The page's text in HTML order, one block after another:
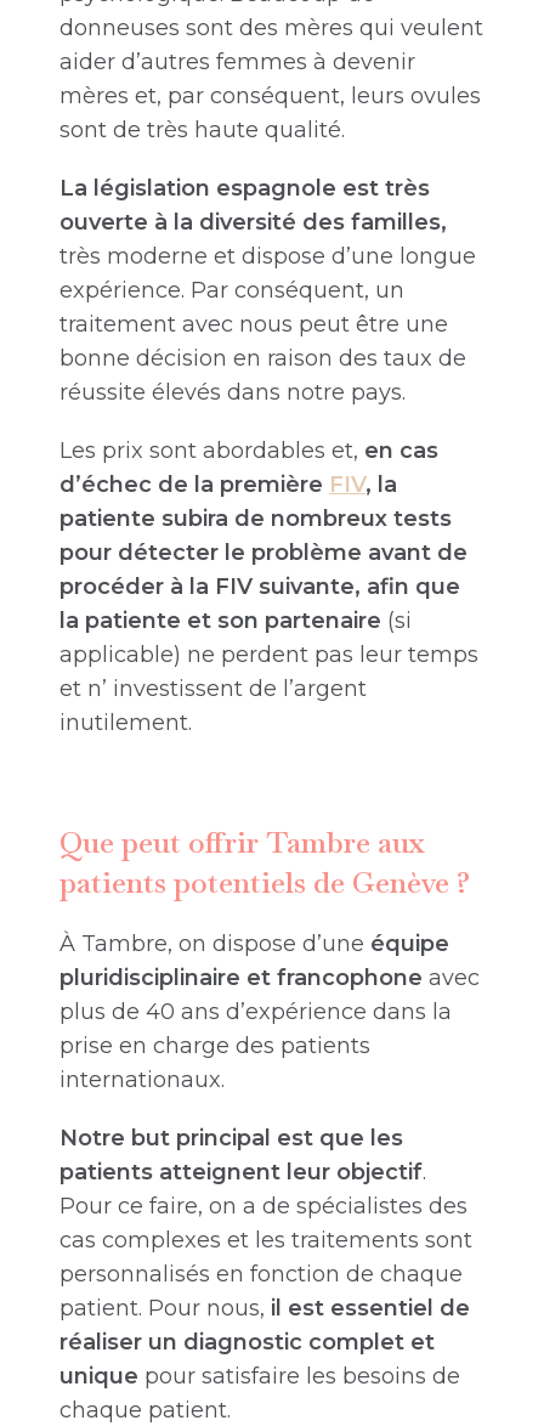
donneuses sont des mères qui veulent
aider d’autres femmes à devenir
mères et, par conséquent, leurs ovules
sont de très haute qualité.
La législation espagnole est très
ouverte à la diversité des familles,
très moderne et dispose d’une longue
expérience. Par conséquent, un
traitement avec nous peut être une
bonne décision en raison des taux de
réussite élevés dans notre pays.
Les prix sont abordables et, en cas
d’échec de la première FIV, la
patiente subira de nombreux tests
pour détecter le problème avant de
procéder à la FIV suivante, afin que
la patiente et son partenaire (si
applicable) ne perdent pas leur temps
et n’ investissent de l’argent
inutilement.
Que peut offrir Tambre aux
patients potentiels de Genève ?
À Tambre, on dispose d’une équipe
pluridisciplinaire et francophone avec
plus de 40 ans d’expérience dans la
prise en charge des patients
internationaux.
Notre but principal est que les
patients atteignent leur objectif.
Pour ce faire, on a de spécialistes des
cas complexes et les traitements sont
personnalisés en fonction de chaque
patient. Pour nous, il est essentiel de
réaliser un diagnostic complet et
unique pour satisfaire les besoins de
chaque patient.